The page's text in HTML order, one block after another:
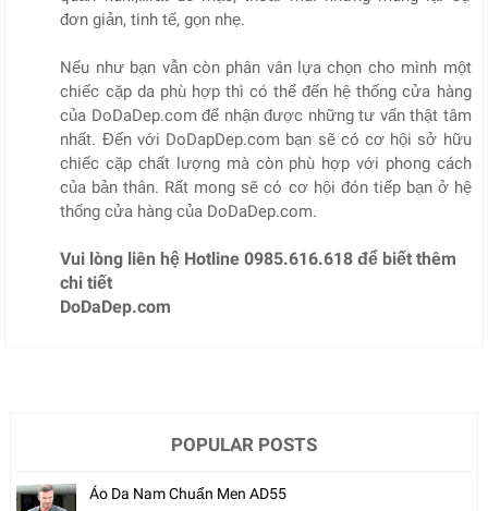
đơn giản, tinh tế, gọn nhẹ.
Nếu như bạn vẫn còn phân vân lựa chọn cho mình một
chiếc cặp da phù hợp thì có thể đến hệ thống cửa hàng
của DoDaDep.com để nhận được những tư vấn thật tâm
nhất. Đến với DoDapDep.com bạn sẽ có cơ hội sở hữu
chiếc cặp chất lượng mà còn phù hợp với phong cách
của bản thân. Rất mong sẽ có cơ hội đón tiếp bạn ở hệ
thống cửa hàng của DoDaDep.com.
Vui lòng liên hệ Hotline 0985.616.618 để biết thêm
chi tiết
DoDaDep.com
POPULAR POSTS
Áo Da Nam Chuẩn Men AD55